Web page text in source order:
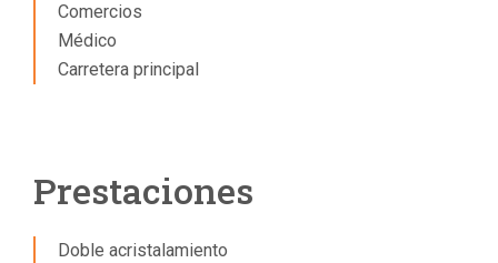
Comercios
Médico
Carretera principal
Prestaciones
Doble acristalamiento